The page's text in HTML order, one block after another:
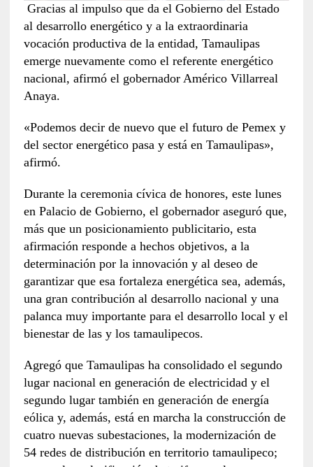
Gracias al impulso que da el Gobierno del Estado
al desarrollo energético y a la extraordinaria
vocación productiva de la entidad, Tamaulipas
emerge nuevamente como el referente energético
nacional, afirmó el gobernador Américo Villarreal
Anaya.
«Podemos decir de nuevo que el futuro de Pemex y
del sector energético pasa y está en Tamaulipas»,
afirmó.
Durante la ceremonia cívica de honores, este lunes
en Palacio de Gobierno, el gobernador aseguró que,
más que un posicionamiento publicitario, esta
afirmación responde a hechos objetivos, a la
determinación por la innovación y al deseo de
garantizar que esa fortaleza energética sea, además,
una gran contribución al desarrollo nacional y una
palanca muy importante para el desarrollo local y el
bienestar de las y los tamaulipecos.
Agregó que Tamaulipas ha consolidado el segundo
lugar nacional en generación de electricidad y el
segundo lugar también en generación de energía
eólica y, además, está en marcha la construcción de
cuatro nuevas subestaciones, la modernización de
54 redes de distribución en territorio tamaulipeco;